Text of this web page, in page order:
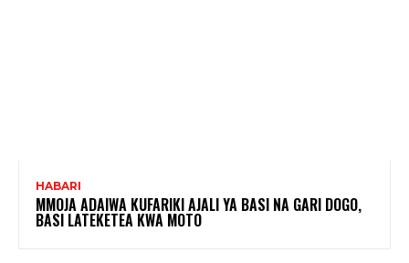
HABARI
MMOJA ADAIWA KUFARIKI AJALI YA BASI NA GARI DOGO,
BASI LATEKETEA KWA MOTO